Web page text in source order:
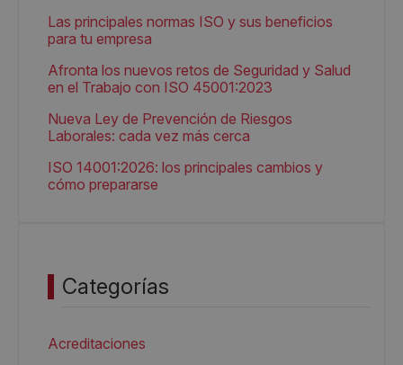
Las principales normas ISO y sus beneficios
para tu empresa
Afronta los nuevos retos de Seguridad y Salud
en el Trabajo con ISO 45001:2023
Nueva Ley de Prevención de Riesgos
Laborales: cada vez más cerca
ISO 14001:2026: los principales cambios y
cómo prepararse
Categorías
Acreditaciones